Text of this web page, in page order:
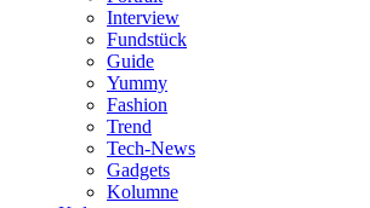
Interview
Fundstück
Guide
Yummy
Fashion
Trend
Tech-News
Gadgets
Kolumne